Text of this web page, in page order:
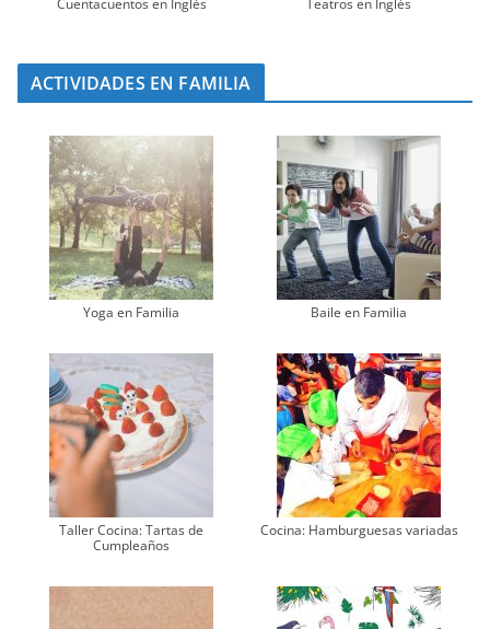
Cuentacuentos en Inglés Teatros en Inglés
ACTIVIDADES EN FAMILIA
Yoga en Familia Baile en Familia
Taller Cocina: Tartas de
Cumpleaños
Cocina: Hamburguesas variadas